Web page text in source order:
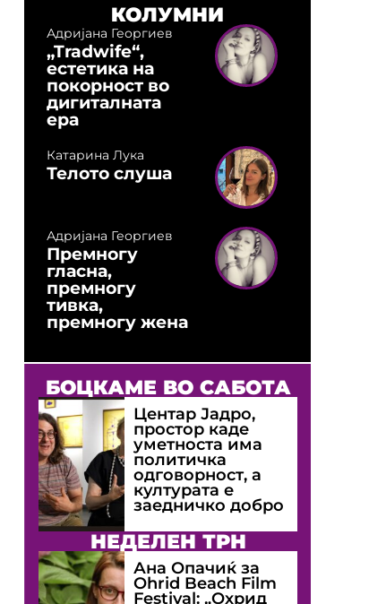
КОЛУМНИ
Адријана Георгиев
„Tradwife“,
естетика на
покорност во
дигиталната
ера
Катарина Лука
Телото слуша
Адријана Георгиев
Премногу
гласна,
премногу
тивка,
премногу жена
БОЦКАМЕ ВО САБОТА
Центар Јадро,
простор каде
уметноста има
политичка
одговорност, а
културата е
заедничко добро
НЕДЕЛЕН ТРН
Ана Опачиќ за
Оhrid Beach Film
Festival: „Охрид